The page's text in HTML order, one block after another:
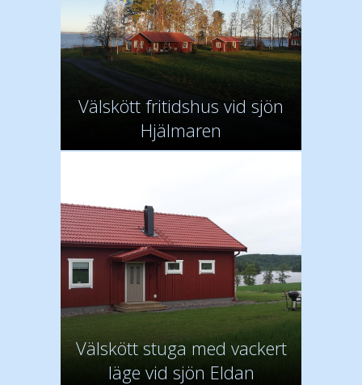
Välskött fritidshus vid sjön
Hjälmaren
Välskött stuga med vackert
läge vid sjön Eldan